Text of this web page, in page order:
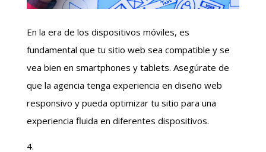
En la era de los dispositivos móviles, es
fundamental que tu sitio web sea compatible y se
vea bien en smartphones y tablets. Asegúrate de
que la agencia tenga experiencia en diseño web
responsivo y pueda optimizar tu sitio para una
experiencia fluida en diferentes dispositivos.